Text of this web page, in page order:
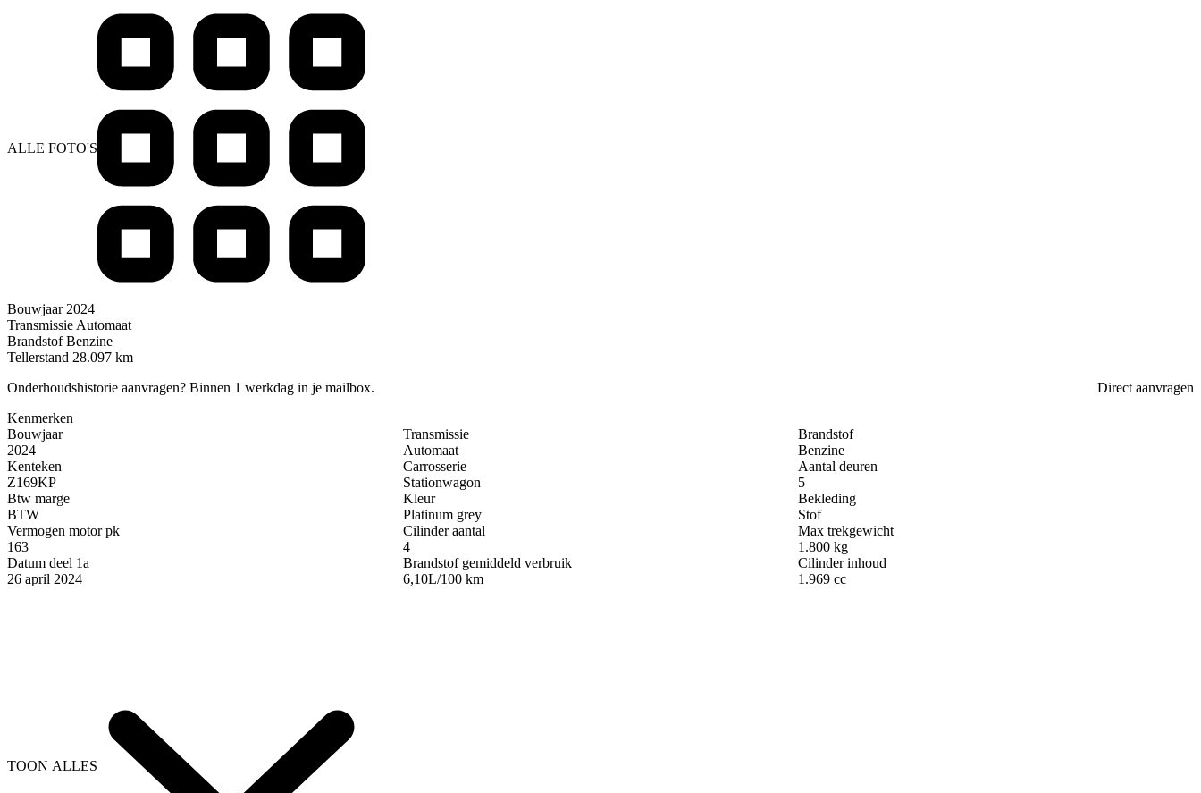
ALLE FOTO'S
Bouwjaar 2024
Transmissie Automaat
Brandstof Benzine
Tellerstand 28.097 km
Onderhoudshistorie aanvragen? Binnen 1 werkdag in je mailbox.
Direct aanvragen
Kenmerken
Bouwjaar
2024
Transmissie
Automaat
Brandstof
Benzine
Kenteken
Z169KP
Carrosserie
Stationwagon
Aantal deuren
5
Btw marge
BTW
Kleur
Platinum grey
Bekleding
Stof
Vermogen motor pk
163
Cilinder aantal
4
Max trekgewicht
1.800 kg
Datum deel 1a
26 april 2024
Brandstof gemiddeld verbruik
6,10L/100 km
Cilinder inhoud
1.969 cc
TOON ALLES